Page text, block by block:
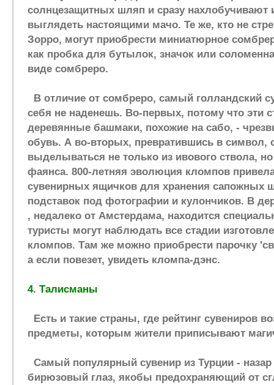
солнцезащитных шляп и сразу нахлобучивают
выглядеть настоящими мачо. Те же, кто не
Зорро, могут приобрести миниатюрное
как пробка для бутылок, значок или
виде сомбреро.
В отличие от сомбреро, самый голландский
себя не наденешь. Во-первых, потому что эти
деревянные башмаки, похожие на сабо, -
обувь. А во-вторых, превратившись в символ,
выделываться не только из ивового ствола,
фаянса. 800-летняя эволюция кломпов
сувенирных ящичков для хранения сапожных
подставок под фотографии и кулончиков. В
, недалеко от Амстердама, находится
туристы могут наблюдать все стадии
кломпов. Там же можно приобрести парочку
а если повезет, увидеть кломпа-дэнс.
4. Талисманы
Есть и такие страны, где рейтинг сувениров
предметы, которым жители приписывают
Самый популярный сувенир из Турции -
бирюзовый глаз, якобы предохраняющий от